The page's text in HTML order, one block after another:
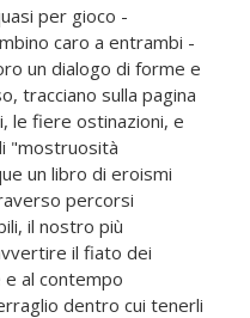
per gioco -
caro a entrambi -
un dialogo di forme e
tracciano sulla pagina
le fiere ostinazioni, e
"mostruosità
un libro di eroismi
percorsi
il nostro più
il fiato dei
al contempo
dentro cui tenerli